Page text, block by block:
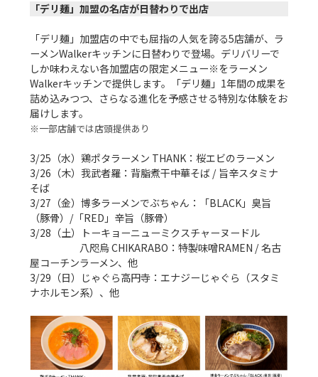
「デリ麺」加盟の名店が日替わりで出店
「デリ麺」加盟店の中でも屈指の人気を誇る5店舗が、ラ
ーメンWalkerキッチンに日替わりで登場。デリバリーで
しか味わえない各加盟店の限定メニュー※をラーメン
Walkerキッチンで提供します。「デリ麺」1年間の成果を
詰め込みつつ、さらなる進化を予感させる特別な体験をお
※一部店舗では店頭提供あり
3/25（水）鶏ポタラーメン THANK：桜エビのラーメン
3/26（木）我武者羅：背脂煮干中華そば / 旨辛スタミナ
そば
3/27（金）博多ラーメンでぶちゃん：「BLACK」臭旨
（豚骨）/「RED」辛旨（豚骨）
3/28（土）トーキョーニューミクスチャーヌードル
八咫烏 CHIKARABO：特製味噌RAMEN / 名古
屋コーチンラーメン、他
3/29（日）じゃぐら高円寺：エナジーじゃぐら（スタミ
ナホルモン系）、他